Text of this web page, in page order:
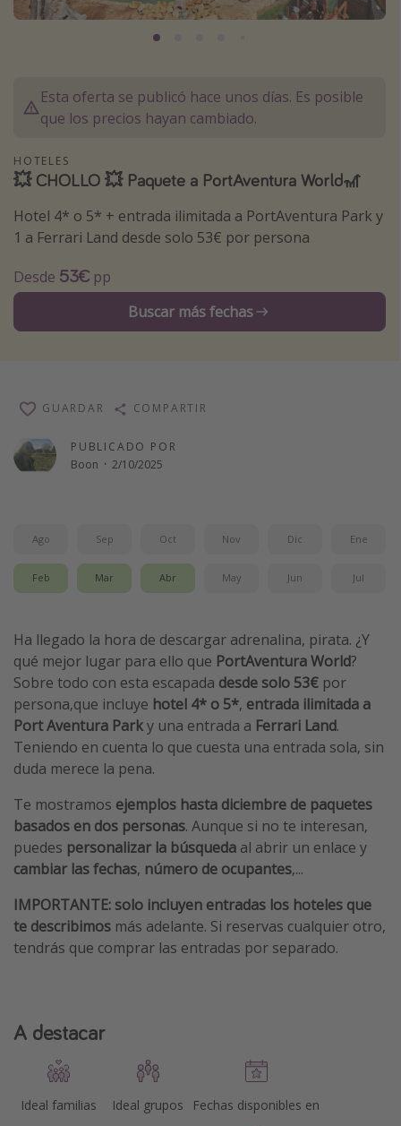
Marruecos
Tailandia
Albania
Inspiración para viajes
Glamping
Viajes para singles
Más temas
Trabajar en el extranjero
Cruceros por el Mediterráneo
Guía de equipaje de mano
Parques de atracciones
Viaja con musicales
El Rey León el musical
Harry Potter en Londres y otros destinos
Eventos deportivos
Esta oferta se publicó hace unos días. Es posible
que los precios hayan cambiado.
HOTELES
💥 CHOLLO 💥 Paquete a PortAventura World🎢
Hotel 4* o 5* + entrada ilimitada a PortAventura Park y
1 a Ferrari Land desde solo 53€ por persona
Desde 53€ pp
Buscar más fechas
PUBLICADO POR
Boon · 2/10/2025
GUARDAR COMPARTIR
Ago Sep Oct Nov Dic Ene
Feb Mar Abr May Jun Jul
Ha llegado la hora de descargar adrenalina, pirata. ¿Y
qué mejor lugar para ello que PortAventura World?
Sobre todo con esta escapada desde solo 53€ por
persona,que incluye hotel 4* o 5*, entrada ilimitada a
Port Aventura Parky una entrada a Ferrari Land.
Teniendo en cuenta lo que cuesta una entrada sola, sin
duda merece la pena.
Te mostramos ejemplos hasta diciembre de paquetes
basados en dos personas. Aunque si no te interesan,
puedes personalizar la búsqueda al abrir un enlace y
cambiar lasfechas, número de ocupantes,...
IMPORTANTE: solo incluyen entradas los hoteles que
te describimos más adelante. Si reservas cualquier otro,
tendrás que comprar las entradas por separado.
A destacar
Ideal familias Ideal grupos Fechas disponibles en